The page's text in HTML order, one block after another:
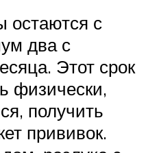
остаются с
два с
Этот срок
физически,
получить
прививок.